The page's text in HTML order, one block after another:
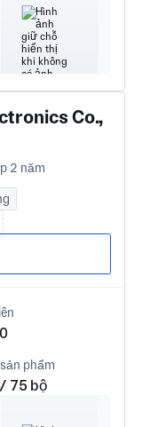
Co.,
2 năm
phẩm
75 bộ